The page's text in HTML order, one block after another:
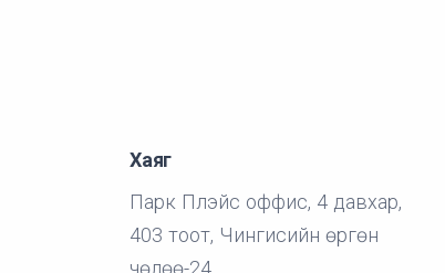
Хаяг
Парк Плэйс оффис, 4 давхар,
403 тоот, Чингисийн өргөн
чөлөө-24